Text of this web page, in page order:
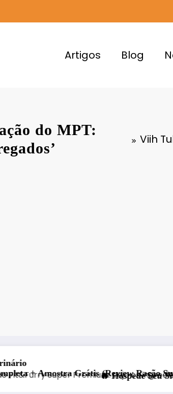
Artigos Blog
do MPT:
Viih
(Review Ração Super Premium 2026)
🔥 Hospede Seu Site com Desconto